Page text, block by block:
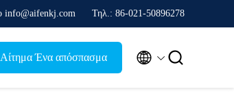
info@aifenkj.com Τηλ.: 86-021-50896278
Αίτημα Ένα απόσπασμα  